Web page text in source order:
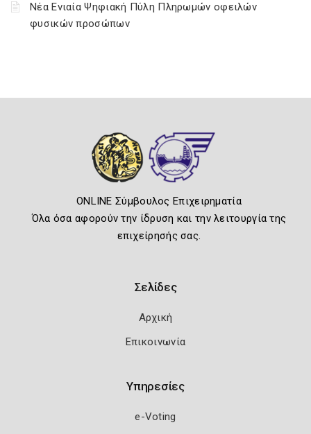
Νέα Ενιαία Ψηφιακή Πύλη Πληρωμών οφειλών
φυσικών προσώπων
ONLINE Σύμβουλος Επιχειρηματία
Όλα όσα αφορούν την ίδρυση και την λειτουργία της
επιχείρησής σας.
Σελίδες
Αρχική
Επικοινωνία
Υπηρεσίες
e-Voting